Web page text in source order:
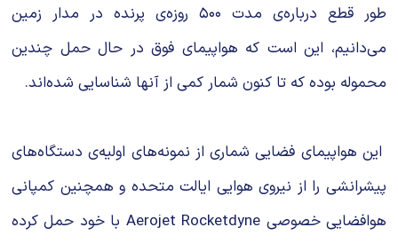
طور قطع درباره‌ی مدت ۵۰۰ روزه‌ی پرنده در مدار زمین
می‌دانیم، این است که هواپیمای فوق در حال حمل چندین
محموله بوده که تا کنون شمار کمی از آنها شناسایی شده‌اند.
این هواپیمای فضایی شماری از نمونه‌های اولیه‌ی دستگاه‌های
پیشرانشی را از نیروی هوایی ایالت متحده و همچنین کمپانی
هوافضایی خصوصی Aerojet Rocketdyne با خود حمل کرده